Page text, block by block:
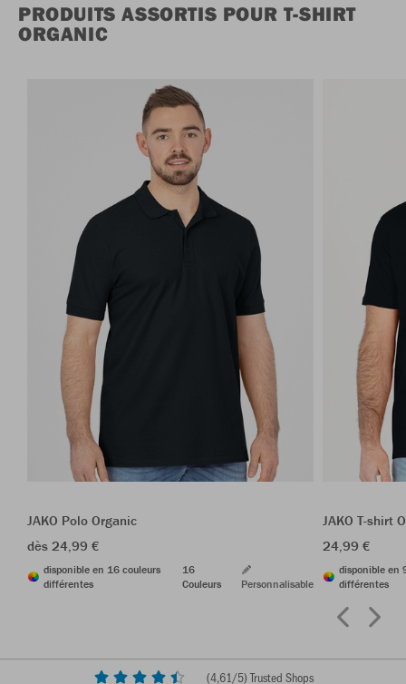
PRODUITS ASSORTIS POUR T-SHIRT
ORGANIC
JAKO Polo Organic
dès 24,99 €
disponible en 16 couleurs
différentes
16
Couleurs
Personnalisable
JAKO T-shirt
24,99 €
disponible en
différentes
(4,61/5) Trusted Shops